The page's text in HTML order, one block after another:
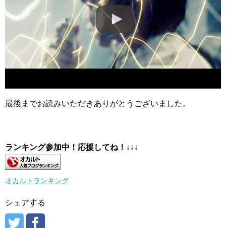
最後までお読みいただきありがとうございました。
ランキング参加中！応援してね！ ↓↓↓
オカルトランキング
シェアする